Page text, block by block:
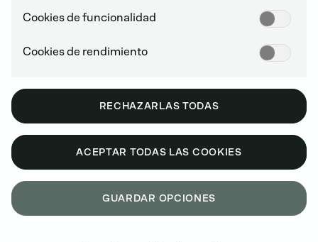
IGNICIÓN POR COMPRESIÓN NO RODADA (NRCI)
T - 1996
Cookies de funcionalidad
Cookies de rendimiento
RECHAZARLAS TODAS
ACEPTAR TODAS LAS COOKIES
GUARDAR OPCIONES